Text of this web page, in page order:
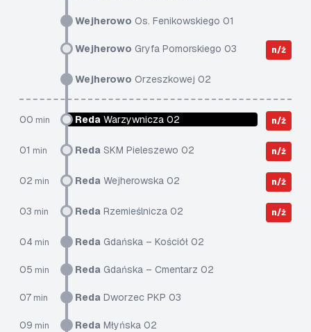
Wejherowo Os. Fenikowskiego 01
Wejherowo Gryfa Pomorskiego 03 n/ż
Wejherowo Orzeszkowej 02
00 min Reda Warzywnicza 02 n/ż
01 min Reda SKM Pieleszewo 02 n/ż
02 min Reda Wejherowska 02 n/ż
03 min Reda Rzemieślnicza 02 n/ż
04 min Reda Gdańska – Kościół 02
05 min Reda Gdańska – Cmentarz 02
07 min Reda Dworzec PKP 03
09 min Reda Młyńska 02